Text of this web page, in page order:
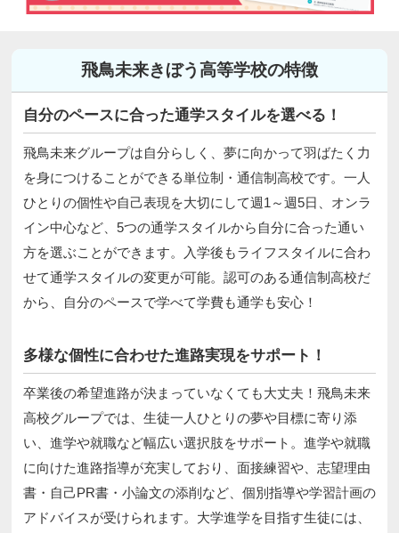
飛鳥未来きぼう高等学校の特徴
自分のペースに合った通学スタイルを選べる！
飛鳥未来グループは自分らしく、夢に向かって羽ばたく力
を身につけることができる単位制・通信制高校です。一人
ひとりの個性や自己表現を大切にして週1～週5日、オンラ
イン中心など、5つの通学スタイルから自分に合った通い
方を選ぶことができます。入学後もライフスタイルに合わ
せて通学スタイルの変更が可能。認可のある通信制高校だ
から、自分のペースで学べて学費も通学も安心！
多様な個性に合わせた進路実現をサポート！
卒業後の希望進路が決まっていなくても大丈夫！飛鳥未来
高校グループでは、生徒一人ひとりの夢や目標に寄り添
い、進学や就職など幅広い選択肢をサポート。進学や就職
に向けた進路指導が充実しており、面接練習や、志望理由
書・自己PR書・小論文の添削など、個別指導や学習計画の
アドバイスが受けられます。大学進学を目指す生徒には、